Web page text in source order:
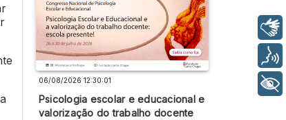
06/08/2026 12:30:01
Psicologia escolar e educacional e
valorização do trabalho docente